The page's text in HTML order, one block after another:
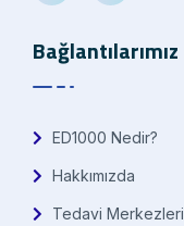
Bağlantılarımız
ED1000 Nedir?
Hakkımızda
Tedavi Merkezleri